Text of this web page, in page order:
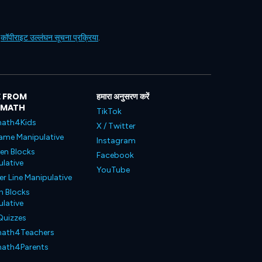
कॉपीराइट उल्लंघन सूचना प्रक्रिया.
FROM
Manipulative
Blocks
Line Manipulative
Blocks
हमारा अनुसरण करें
TikTok
X / Twitter
Instagram
Facebook
YouTube